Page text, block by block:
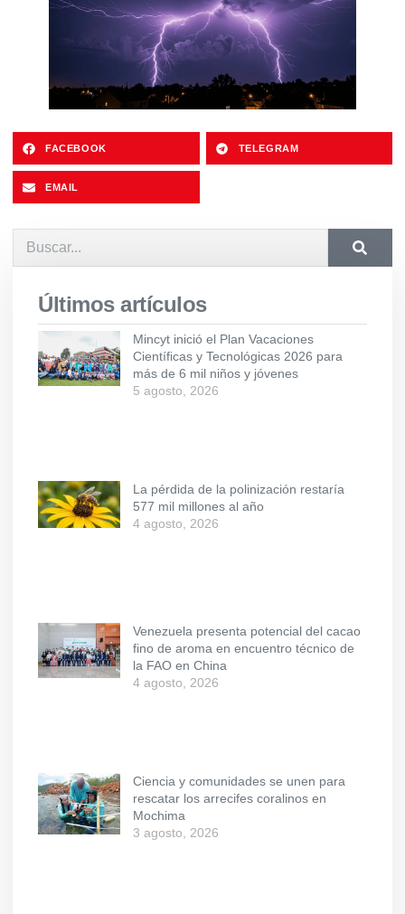
FACEBOOK TELEGRAM
EMAIL
Últimos artículos
Mincyt inició el Plan Vacaciones
Científicas y Tecnológicas 2026 para
más de 6 mil niños y jóvenes
5 agosto, 2026
La pérdida de la polinización restaría
577 mil millones al año
4 agosto, 2026
Venezuela presenta potencial del cacao
fino de aroma en encuentro técnico de
la FAO en China
4 agosto, 2026
Ciencia y comunidades se unen para
rescatar los arrecifes coralinos en
Mochima
3 agosto, 2026